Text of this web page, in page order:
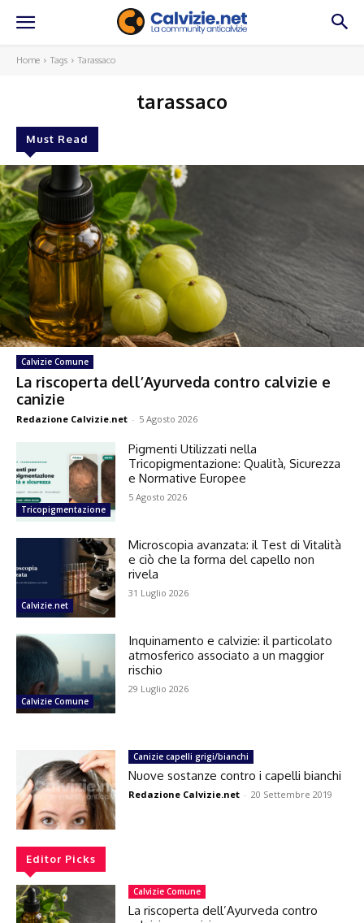
Home Tags Tarassaco
tarassaco
Must Read
Calvizie Comune
La riscoperta dell’Ayurveda contro calvizie e
canizie
Redazione Calvizie.net - 5 Agosto 2026
Tricopigmentazione
Pigmenti Utilizzati nella
Tricopigmentazione: Qualità, Sicurezza
e Normative Europee
5 Agosto 2026
Calvizie.net
Microscopia avanzata: il Test di Vitalità
e ciò che la forma del capello non
rivela
31 Luglio 2026
Calvizie Comune
Inquinamento e calvizie: il particolato
atmosferico associato a un maggior
rischio
29 Luglio 2026
Canizie capelli grigi/bianchi
Nuove sostanze contro i capelli bianchi
Redazione Calvizie.net - 20 Settembre 2019
Editor Picks
Calvizie Comune
La riscoperta dell’Ayurveda contro